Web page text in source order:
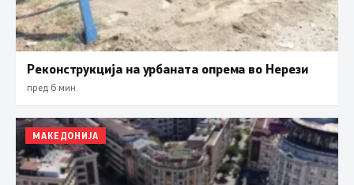
Реконструкција на урбаната опрема во Нерези
пред 6 мин.
МАКЕДОНИЈА